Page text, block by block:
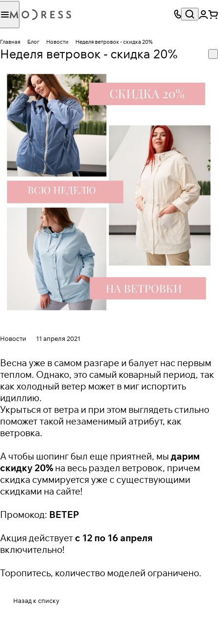
Главная Блог Новости Неделя ветровок - скидка 20%
Неделя ветровок - скидка 20%
Новости 11 апреля 2021
Весна уже в самом разгаре и балует нас первым
теплом. Однако, это самый коварный период, так
как холодный ветер может в миг испортить
идиллию.
Укрыться от ветра и при этом выглядеть стильно
поможет такой незаменимый атрибут, как
ветровка.
А чтобы шопинг был еще приятней, мы дарим
скидку 20% на весь раздел ветровок, причем
скидка суммируется уже с существующими
скидками на сайте!
Промокод: ВЕТЕР
Акция действует с 12 по 16 апреля
включительно!
Торопитесь, количество моделей ограничено.
Назад к списку